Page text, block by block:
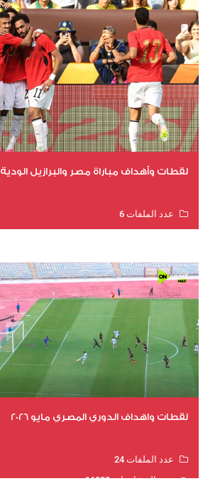
لقطات وأهداف مباراة مصر والبرازيل الودية
عدد الملفات 6
لقطات واهداف الدوري المصري مايو 2026
عدد الملفات 24
عدد المشاهدات 16028